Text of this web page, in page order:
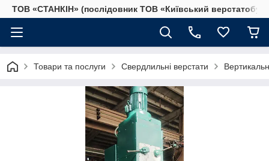
ТОВ «СТАНКІН» (послідовник ТОВ «Київський
Товари та послуги Свердлильні верстати